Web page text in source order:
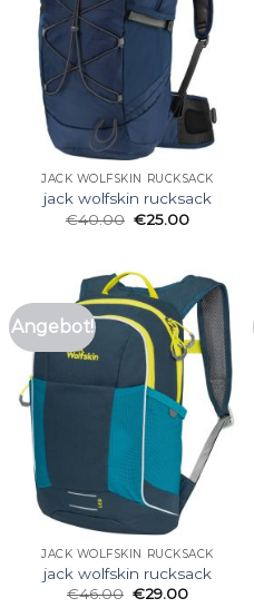
JACK WOLFSKIN RUCKSACK
jack wolfskin rucksack
€40.00 €25.00
Angebot!
JACK WOLFSKIN RUCKSACK
jack wolfskin rucksack
€46.00 €29.00